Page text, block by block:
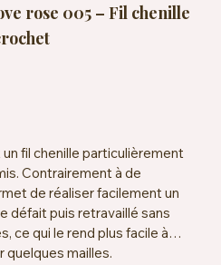
rose 005 – Fil chenille
fil chenille particulièrement
Contrairement à de
de réaliser facilement un
défait puis retravaillé sans
ce qui le rend plus facile à
quelques mailles.